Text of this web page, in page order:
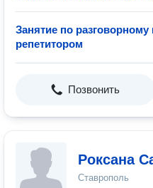
Занятие по разговорному
репетитором
Позвонить
Роксана
Ставрополь